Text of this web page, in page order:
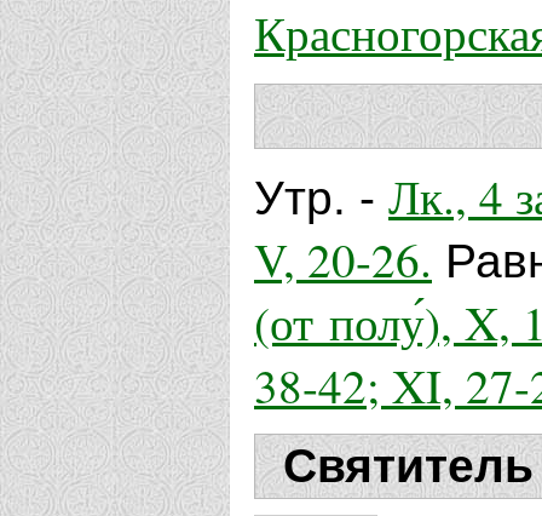
Утр. - Лк., 4
V, 20-26.
(от полу́), X,
38-42; XI, 27-